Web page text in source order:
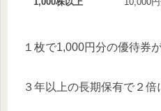
１枚で1,000円分の優待券
３年以上の長期保有で２倍